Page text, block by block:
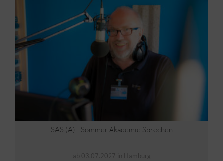
SAS (A) - Sommer Akademie Sprechen
ab 03.07.2027 in Hamburg